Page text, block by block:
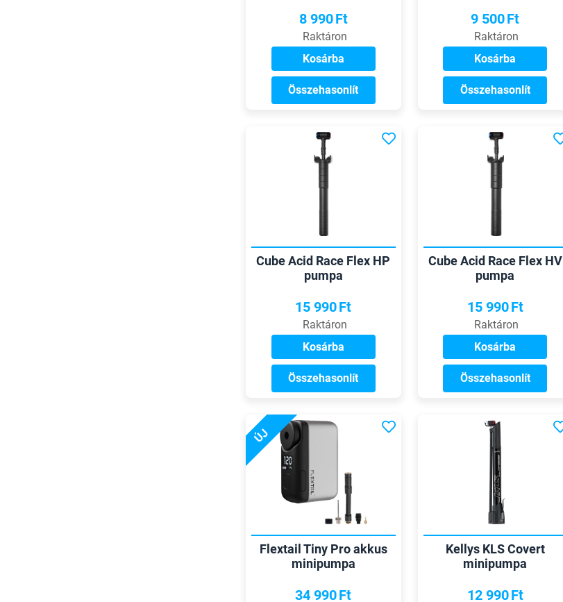
8 990Ft
Raktáron
Kosárba
Összehasonlít
9 500Ft
Raktáron
Kosárba
Összehasonlít
Cube Acid Race Flex HP
pumpa
15 990Ft
Raktáron
Kosárba
Összehasonlít
Cube Acid Race Flex HV
pumpa
15 990Ft
Raktáron
Kosárba
Összehasonlít
ÚJ
Flextail Tiny Pro akkus
minipumpa
34 990Ft
Kellys KLS Covert
minipumpa
12 990Ft